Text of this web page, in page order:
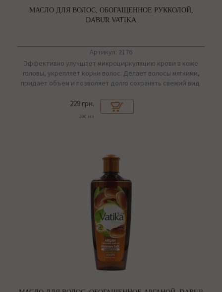
МАСЛО ДЛЯ ВОЛОС, ОБОГАЩЕННОЕ РУККОЛОЙ,
DABUR VATIKA
Артикул: 2176
Эффективно улучшает микроциркуляцию крови в коже
головы, укрепляет корни волос. Делает волосы мягкими,
придает объем и позволяет долго сохранять свежий вид.
229 грн.
200 мл